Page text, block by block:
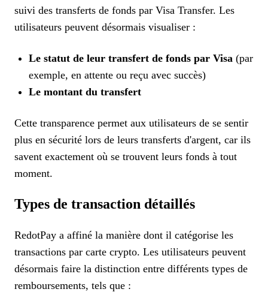
suivi des transferts de fonds par Visa Transfer. Les
utilisateurs peuvent désormais visualiser :
Le statut de leur transfert de fonds par Visa (par
exemple, en attente ou reçu avec succès)
Le montant du transfert
Cette transparence permet aux utilisateurs de se sentir
plus en sécurité lors de leurs transferts d'argent, car ils
savent exactement où se trouvent leurs fonds à tout
moment.
Types de transaction détaillés
RedotPay a affiné la manière dont il catégorise les
transactions par carte crypto. Les utilisateurs peuvent
désormais faire la distinction entre différents types de
remboursements, tels que :